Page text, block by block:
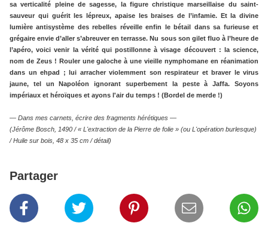
sa verticalité pleine de sagesse, la figure christique marseillaise du saint-
sauveur qui guérit les lépreux, apaise les braises de l’infamie. Et la divine
lumière antisystème des rebelles réveille enfin le bétail dans sa furieuse et
grégaire envie d’aller s’abreuver en terrasse. Nu sous son gilet fluo à l’heure de
l’apéro, voici venir la vérité qui postillonne à visage découvert : la science,
nom de Zeus ! Rouler une galoche à une vieille nymphomane en réanimation
dans un ehpad ; lui arracher violemment son respirateur et braver le virus
jaune, tel un Napoléon ignorant superbement la peste à Jaffa. Soyons
impériaux et héroïques et ayons l'air du temps ! (Bordel de merde !)
— Dans mes carnets, écrire des fragments hérétiques —
(Jérôme Bosch, 1490 / « L'extraction de la Pierre de folie » (ou L'opération burlesque)
/ Huile sur bois, 48 x 35 cm / détail)
Partager